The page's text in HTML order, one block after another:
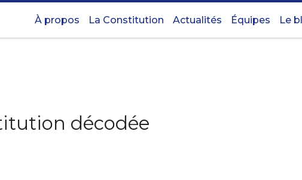
À propos La Constitution Actualités Équipes Le
décodée